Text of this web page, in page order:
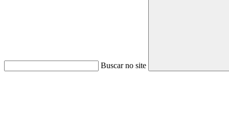
Buscar no site